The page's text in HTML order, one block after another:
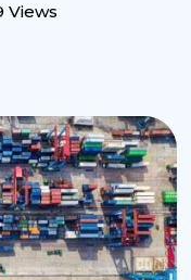
Views